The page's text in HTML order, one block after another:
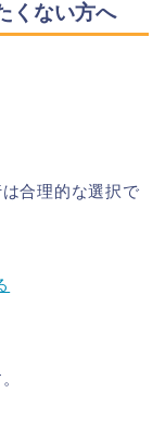
くない方へ
合理的な選択で